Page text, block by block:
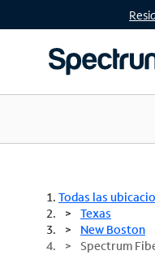
Todas las
Texas
New Boston
Spectrum